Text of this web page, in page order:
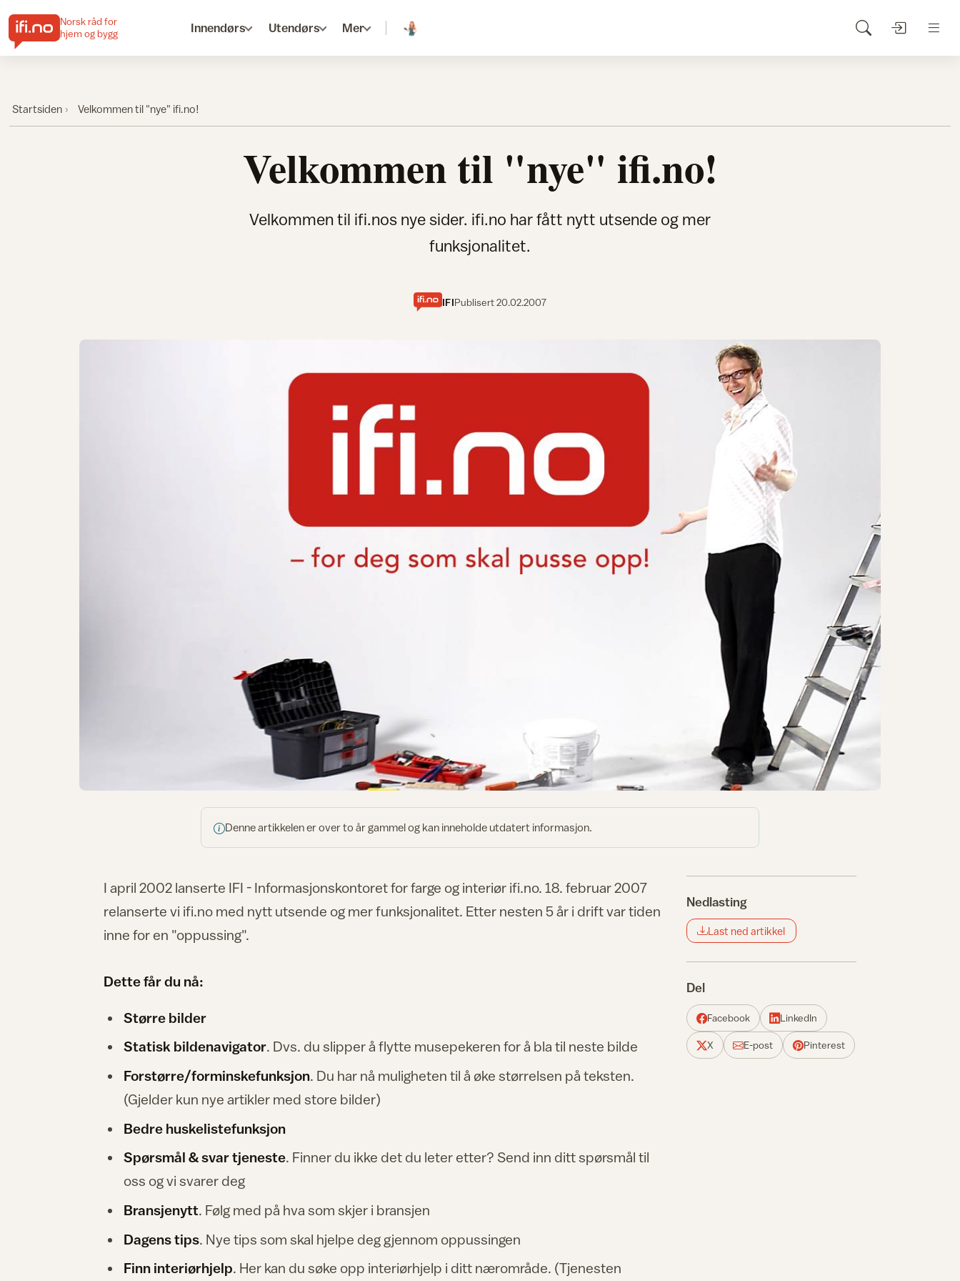
Norsk råd for
hjem og bygg
Innendørs Utendørs Mer
Startsiden Velkommen til "nye" ifi.no!
Velkommen til "nye" ifi.no!
Velkommen til ifi.nos nye sider. ifi.no har fått nytt utsende og mer
funksjonalitet.
IFIPublisert20.02.2007
Denne artikkelen er over to år gammel og kan inneholde utdatert informasjon.
I april 2002 lanserte IFI - Informasjonskontoret for farge og interiør ifi.no. 18. februar 2007
relanserte vi ifi.no med nytt utsende og mer funksjonalitet. Etter nesten 5 år i drift var tiden
inne for en "oppussing".
Dette får du nå:
Større bilder
Statisk bildenavigator. Dvs. du slipper å flytte musepekeren for å bla til neste bilde
Forstørre/forminskefunksjon. Du har nå muligheten til å øke størrelsen på teksten.
(Gjelder kun nye artikler med store bilder)
Bedre huskelistefunksjon
Spørsmål & svar tjeneste. Finner du ikke det du leter etter? Send inn ditt spørsmål til
oss og vi svarer deg
Bransjenytt. Følg med på hva som skjer i bransjen
Dagens tips. Nye tips som skal hjelpe deg gjennom oppussingen
Finn interiørhjelp. Her kan du søke opp interiørhjelp i ditt nærområde. (Tjenesten
Nedlasting
Last ned artikkel
Del
Facebook LinkedIn
X E-post Pinterest